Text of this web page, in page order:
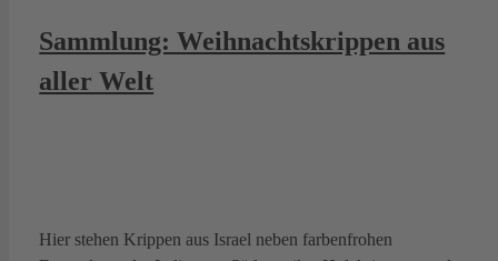
Sammlung: Weihnachtskrippen aus
aller Welt
Hier stehen Krippen aus Israel neben farbenfrohen